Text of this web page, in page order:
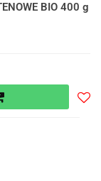
BIO 400 g